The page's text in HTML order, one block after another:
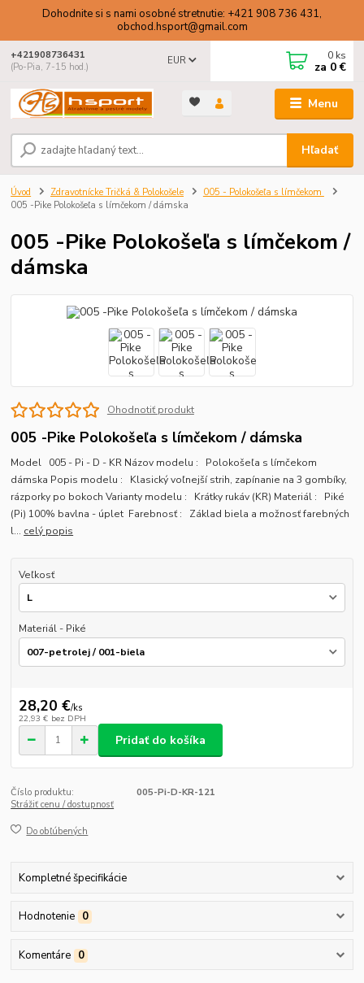
Dohodnite si s nami osobné stretnutie: +421 908 736 431,
obchod.hsport@gmail.com
Menu
EUR
Hľadať
+421908736431
(Po-Pia, 7-15 hod.)
0 ks
za 0 €
Úvod Zdravotnícke Tričká & Polokošele
005 - Polokošeľa s límčekom
005 -Pike Polokošeľa s límčekom / dámska
005 -Pike Polokošeľa s límčekom /
dámska
Ohodnotiť produkt
005 -Pike Polokošeľa s límčekom / dámska
Model 005 - Pi - D - KR Názov modelu : Polokošeľa s límčekom
dámska Popis modelu : Klasický voľnejší strih, zapínanie na 3 gombíky,
rázporky po bokoch Varianty modelu : Krátky rukáv (KR) Materiál : Piké
(Pi) 100% bavlna - úplet Farebnosť : Základ biela a možnosť farebných
l... celý popis
Veľkosť
Materiál - Piké
28,20 €/ks
22,93 € bez DPH
Pridať do košíka
Číslo produktu:
005-Pi-D-KR-121
Strážiť cenu / dostupnosť
Do obľúbených
Kompletné špecifikácie
Hodnotenie 0
Komentáre 0